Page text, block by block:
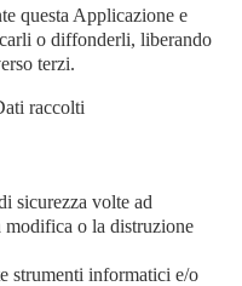
questa Applicazione e
o diffonderli, liberando
terzi.
raccolti
sicurezza volte ad
modifica o la distruzione
strumenti informatici e/o